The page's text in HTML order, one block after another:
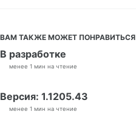
ВАМ ТАКЖЕ МОЖЕТ ПОНРАВИТЬСЯ
В разработке
менее 1 мин на чтение
Версия: 1.1205.43
менее 1 мин на чтение